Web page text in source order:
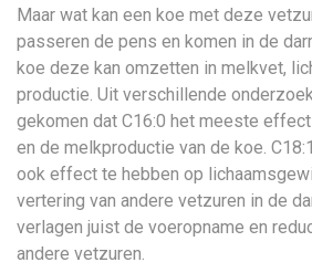
Maar wat kan een koe met deze
passeren de pens en komen in de
koe deze kan omzetten in melkvet,
productie. Uit verschillende
gekomen dat C16:0 het meeste
en de melkproductie van de koe.
ook effect te hebben op
vertering van andere vetzuren in de
verlagen juist de voeropname en
andere vetzuren.